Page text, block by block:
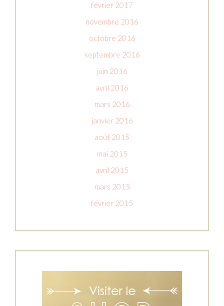
février 2017
novembre 2016
octobre 2016
septembre 2016
juin 2016
avril 2016
mars 2016
janvier 2016
août 2015
mai 2015
avril 2015
mars 2015
février 2015